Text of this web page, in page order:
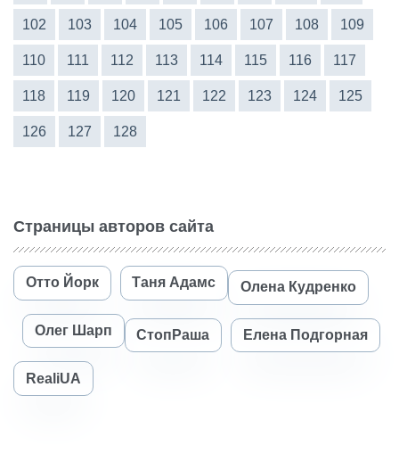
102 103 104 105 106 107 108 109
110 111 112 113 114 115 116 117
118 119 120 121 122 123 124 125
126 127 128
Страницы авторов сайта
Отто Йорк Таня Адамс Олена Кудренко
Олег Шарп СтопРаша Елена Подгорная
RealiUA